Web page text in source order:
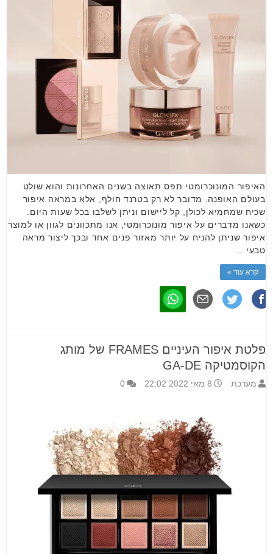
האיפור המונוכרומטי תפס תאוצה בשנים האחרונות והוא שולט
בעולם האופנה. מדובר לא רק בטרנד חולף, אלא במראה איפור
שכיח שמחמיא לכולן, קל ליישום וניתן לשלבו בכל שעות היום.
כשאנו מדברים על איפור מונוכרומטי, אנו מתכוונים לגוון או למוצר
איפור שניתן להניח על יותר מאזור פנים אחד ובכך ליצור מראה
טבעי …
קרא עוד »
פלטת איפור העיניים FRAMES של מותג
הקוסמטיקה GA-DE
מערכת 8 מאי 2022 22:02 0